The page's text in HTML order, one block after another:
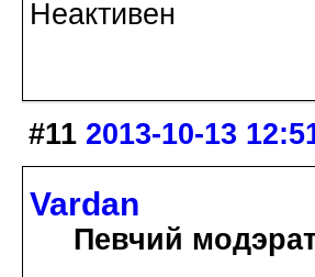
Неактивен
#11 2013-10-13
Vardan
Певчий